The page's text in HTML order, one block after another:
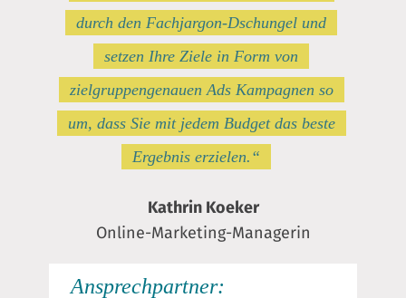
durch den Fachjargon-Dschungel und
setzen Ihre Ziele in Form von
zielgruppengenauen Ads Kampagnen so
um, dass Sie mit jedem Budget das beste
Ergebnis erzielen.“
Kathrin Koeker
Online-Marketing-Managerin
Ansprechpartner: